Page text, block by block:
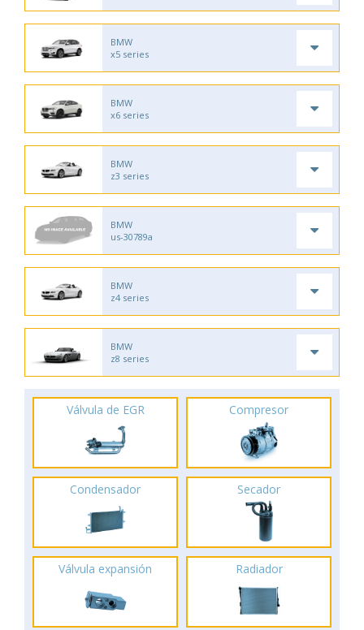
BMW
x5 series
BMW
x6 series
BMW
z3 series
BMW
us-30789a
BMW
z4 series
BMW
z8 series
Válvula de EGR Compresor
Condensador Secador
Válvula expansión Radiador